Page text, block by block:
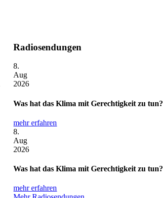
Radiosendungen
8.
Aug
2026
Was hat das Klima mit Gerechtigkeit zu tun?
mehr erfahren
8.
Aug
2026
Was hat das Klima mit Gerechtigkeit zu tun?
mehr erfahren